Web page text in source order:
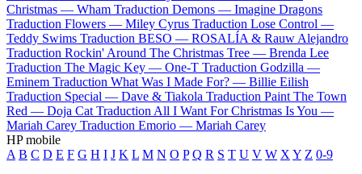
Christmas — Wham Traduction Demons — Imagine Dragons
Traduction Flowers — Miley Cyrus Traduction Lose Control —
Teddy Swims Traduction BESO — ROSALÍA & Rauw Alejandro
Traduction Rockin' Around The Christmas Tree — Brenda Lee
Traduction The Magic Key — One-T Traduction Godzilla —
Eminem Traduction What Was I Made For? — Billie Eilish
Traduction Special — Dave & Tiakola Traduction Paint The Town
Red — Doja Cat Traduction All I Want For Christmas Is You —
Mariah Carey Traduction Emorio — Mariah Carey
HP mobile
A B C D E F G H I J K L M N O P Q R S T U V W X Y Z 0-9